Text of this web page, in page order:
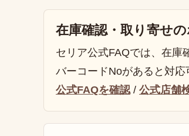
在庫確認・取り寄せ
セリア公式FAQでは、在庫
バーコードNoがあると対応
公式FAQを確認/ 公式店舗